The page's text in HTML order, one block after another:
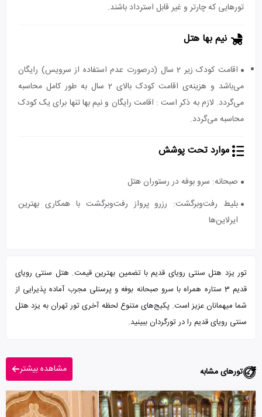
تورهایی که چارتر و غیر قابل استرداد باشند.
نیم بها هتل
اقامت کودک زیر 2 سال (درصورت عدم استفاده از سرویس) رایگان
می‌باشد و هزینه‌ی اقامت کودک بالای 2 سال به طور کامل محاسبه
می‌گردد. لازم به ذکر است : اقامت رایگان و نیم بها تنها برای یک کودک
محاسبه می‌گردد.
موارد تحت پوشش
صبحانه: سرو بوفه در رستوران هتل
بلیط رفت‌وبرگشت: رزرو پرواز رفت‌وبرگشت با همکاری بهترین
ایرلاین‌ها
تور یزد هتل سنتی رویای قدیم با تضمین بهترین قیمت. هتل سنتی رویای
قدیم 3 ستاره همراه با سرو صبحانه بوفه و پرسنلی مجرب آماده پذیرایی از
شما میهمانان عزیز است. پکیج‌های متنوع لحظه آخری تور تهران به یزد هتل
سنتی رویای قدیم را در تورگردان ببینید.
تورهای مشابه مشاهده بیشتر